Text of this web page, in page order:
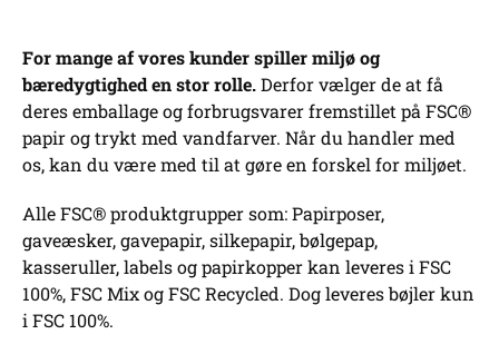
For mange af vores kunder spiller miljø og
bæredygtighed en stor rolle.Derfor vælger de at få
deres emballage og forbrugsvarer fremstillet på FSC®
papir og trykt med vandfarver. Når du handler med
os, kan du være med til at gøre en forskel for miljøet.
Alle FSC® produktgrupper som: Papirposer,
gaveæsker, gavepapir, silkepapir, bølgepap,
kasseruller, labels og papirkopper kan leveres i FSC
100%, FSC Mix og FSC Recycled. Dog leveres bøjler kun
i FSC 100%.